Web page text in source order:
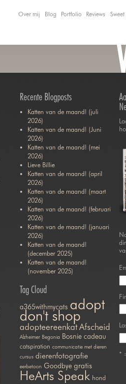
Over mij Blog Portfolio Reviews Sweet
Recente Blogposts
Katten van de maand! (juli
2026)
Katten van de maand! (Juni
2026)
Katten van de maand! (mei
2026)
Lieve Billie
Katten van de maand! (april
2026)
Katten van de maand! (maart
2026)
Katten van de maand! (februari
2026)
Katten van de maand! (januari
2026)
Katten van de maand!
(december 2025)
Katten van de maand!
(november 2025)
Tag Cloud
a365withmycats adopt
don't shop
adopteereenkat Afscheid
Alzheimer Begonia Bosnie cadeau
catspiration communicatie met dieren
cursus dierenfotografie
eerbetoon Goodbye gratis
HeArts Speak hond
*